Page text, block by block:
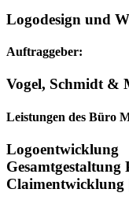
Logodesign und
Auftraggeber:
Vogel, Schmidt &
Leistungen des Büro
Logoentwicklung
Gesamtgestaltung
Claimentwicklung